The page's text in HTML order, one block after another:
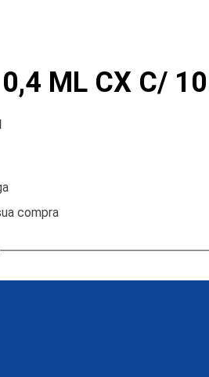
ML CX C/
compra